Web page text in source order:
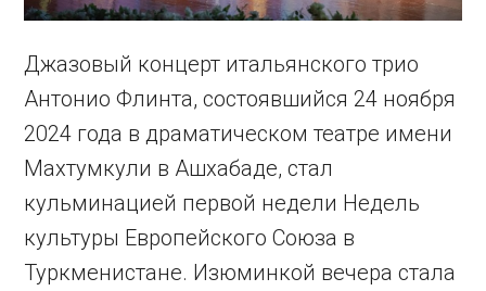
Джазовый концерт итальянского трио
Антонио Флинта, состоявшийся 24 ноября
2024 года в драматическом театре имени
Махтумкули в Ашхабаде, стал
кульминацией первой недели Недель
культуры Европейского Союза в
Туркменистане. Изюминкой вечера стала